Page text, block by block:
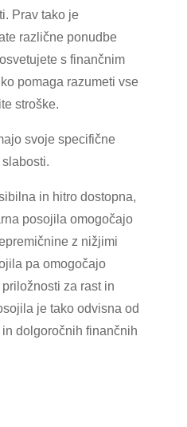
Prav tako je
različne ponudbe
s finančnim
pomaga razumeti vse
stroške.
svoje specifične
in hitro dostopna,
posojila omogočajo
z nižjimi
pa omogočajo
za rast in
je tako odvisna od
dolgoročnih finančnih